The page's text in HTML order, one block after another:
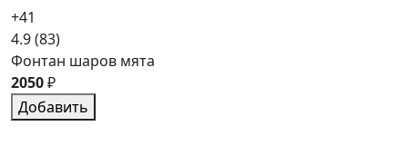
+41
4.9(83)
Фонтан шаров мята
2050₽
Добавить